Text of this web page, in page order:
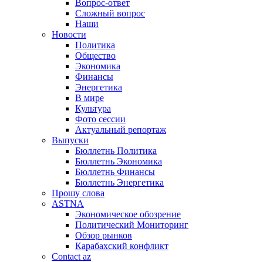
Вопрос-ответ
Сложный вопрос
Наши
Новости
Политика
Общество
Экономика
Финансы
Энергетика
В мире
Культура
Фото сессии
Актуальный репортаж
Выпуски
Бюллетнь Политика
Бюллетнь Экономика
Бюллетнь Финансы
Бюллетнь Энергетика
Прошу слова
ASTNA
Экономическое обозрение
Политический Мониторинг
Обзор рынков
Карабахский конфликт
Contact az